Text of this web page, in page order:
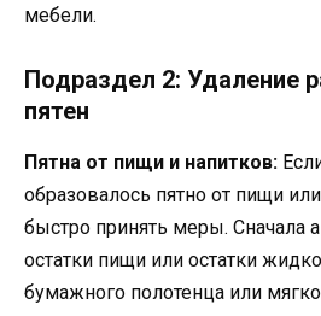
мебели.
Подраздел 2: Удаление
пятен
Пятна от пищи и напитков:
образовалось пятно от пищи
быстро принять меры. Сначала
остатки пищи или остатки
бумажного полотенца или